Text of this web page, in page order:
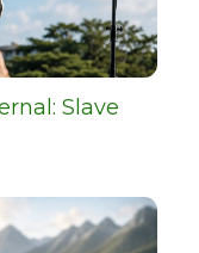
Slave